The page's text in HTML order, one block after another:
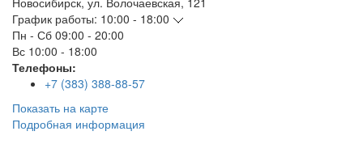
График работы: 10:00 - 18:00
Пн - Сб 09:00 - 20:00
Вс 10:00 - 18:00
Телефоны:
+7 (383) 388-88-57
Показать на карте
Подробная информация